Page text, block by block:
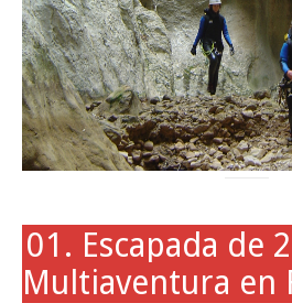
01. Escapada de
Multiaventura en